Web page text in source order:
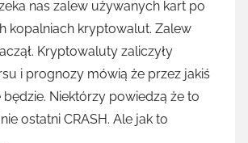
nas zalew używanych kart po
kopalniach kryptowalut. Zalew
Kryptowaluty zaliczyły
i prognozy mówią że przez jakiś
będzie. Niektórzy powiedzą że to
ostatni CRASH. Ale jak to